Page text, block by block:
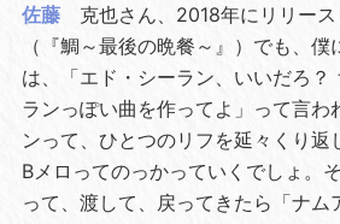
佐藤
克也さん、2018年にリリー
（『鯛～最後の晩餐～』）でも、
は、「エド・シーラン、いいだろ？
ランっぽい曲を作ってよ」って言
ンって、ひとつのリフを延々くり返
Bメロってのっかっていくでしょ。
って、渡して、戻ってきたら「ナム